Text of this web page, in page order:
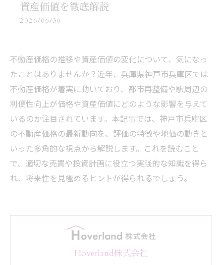
資産価値を徹底解説
2026/06/30
不動産価格の推移や資産価値の変化について、気になっ
たことはありませんか？近年、兵庫県神戸市兵庫区では
不動産価格が着実に動いており、都市再整備や駅周辺の
利便性向上が価格や資産価値にどのような影響を与えて
いるのか注目されています。本記事では、神戸市兵庫区
の不動産価格の最新動向を、評価の特徴や地価の動きと
いった多角的な視点から解説します。これを読むこと
で、適切な売買や投資計画に役立つ実践的な知識を得ら
れ、将来性を見極めるヒントが得られるでしょう。
Hoverland株式会社